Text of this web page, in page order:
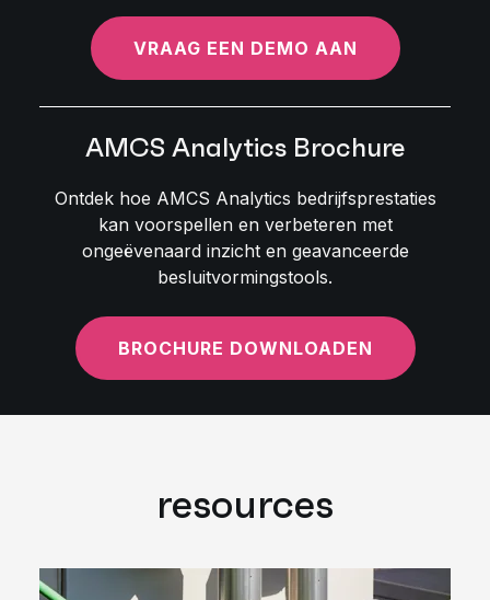
VRAAG EEN DEMO AAN
AMCS Analytics Brochure
Ontdek hoe AMCS Analytics bedrijfsprestaties
kan voorspellen en verbeteren met
ongeëvenaard inzicht en geavanceerde
besluitvormingstools.
BROCHURE DOWNLOADEN
resources